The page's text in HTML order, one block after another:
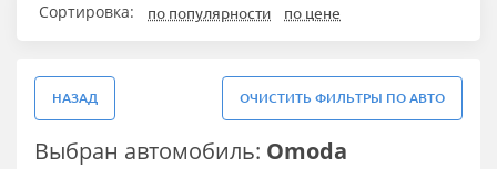
Сортировка: по популярности по цене
НАЗАД ОЧИСТИТЬ ФИЛЬТРЫ ПО АВТО
Выбран автомобиль: Omoda